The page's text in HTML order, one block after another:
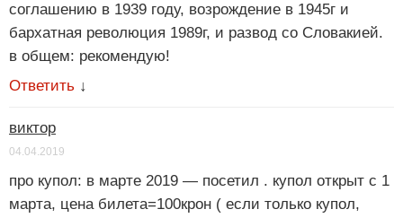
соглашению в 1939 году, возрождение в 1945г и
бархатная революция 1989г, и развод со Словакией.
в общем: рекомендую!
Ответить ↓
виктор
04.04.2019
про купол: в марте 2019 — посетил . купол открыт с 1
марта, цена билета=100крон ( если только купол,